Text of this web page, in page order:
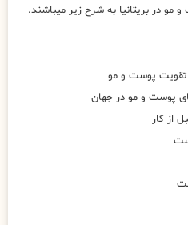
در بریتانیا به شرح زیر میباشند.
تقویت پوست و مو
پوست و مو در جهان
از کار